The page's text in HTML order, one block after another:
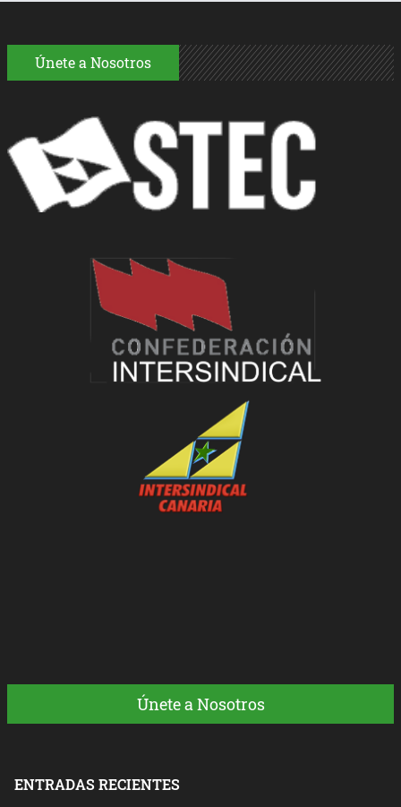
Únete a Nosotros
Únete a Nosotros
ENTRADAS RECIENTES